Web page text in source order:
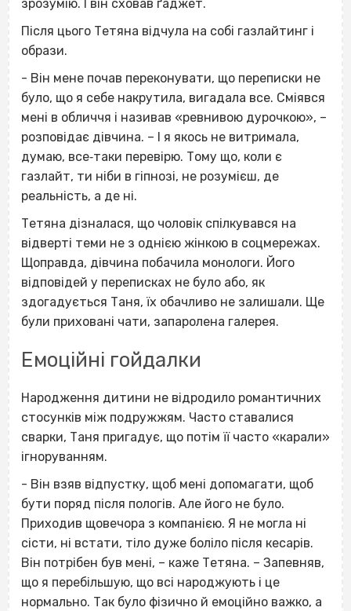
зрозумію. І він сховав ґаджет.
Після цього Тетяна відчула на собі газлайтинг і
образи.
- Він мене почав переконувати, що переписки не
було, що я себе накрутила, вигадала все. Сміявся
мені в обличчя і називав «ревнивою дурочкою», –
розповідає дівчина. – І я якось не витримала,
думаю, все‐таки перевірю. Тому що, коли є
газлайт, ти ніби в гіпнозі, не розумієш, де
реальність, а де ні.
Тетяна дізналася, що чоловік спілкувався на
відверті теми не з однією жінкою в соцмережах.
Щоправда, дівчина побачила монологи. Його
відповідей у переписках не було або, як
здогадується Таня, їх обачливо не залишали. Ще
були приховані чати, запаролена галерея.
Емоційні гойдалки
Народження дитини не відродило романтичних
стосунків між подружжям. Часто ставалися
сварки, Таня пригадує, що потім її часто «карали»
ігноруванням.
- Він взяв відпустку, щоб мені допомагати, щоб
бути поряд після пологів. Але його не було.
Приходив щовечора з компанією. Я не могла ні
сісти, ні встати, тіло дуже боліло після кесарів.
Він потрібен був мені, – каже Тетяна. – Запевняв,
що я перебільшую, що всі народжують і це
нормально. Так було фізично й емоційно важко, а